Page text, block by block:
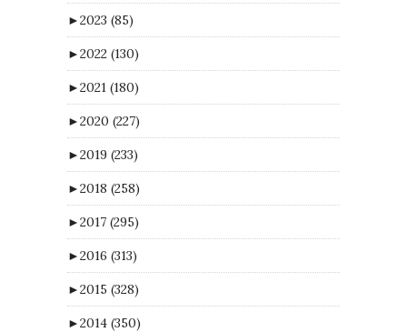
►2023 (85)
►2022 (130)
►2021 (180)
►2020 (227)
►2019 (233)
►2018 (258)
►2017 (295)
►2016 (313)
►2015 (328)
►2014 (350)